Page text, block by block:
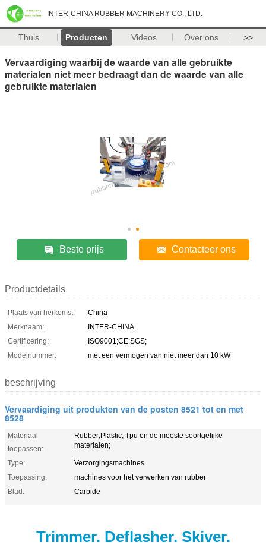
INTER-CHINA RUBBER MACHINERY CO., LTD.
Thuis Producten Videos Over ons >>
Vervaardiging waarbij de waarde van alle gebruikte
materialen niet meer bedraagt dan de waarde van alle
gebruikte materialen
Beste prijs Contacteer ons
Productdetails
Plaats van herkomst:
China
Merknaam:
INTER-CHINA
Certificering:
ISO9001;CE;SGS;
Modelnummer:
met een vermogen van niet meer dan 10 kW
beschrijving
Vervaardiging uit produkten van de posten 8521 tot en met
8528
Materiaal
toepassen:
Rubber;Plastic; Tpu en de meeste soortgelijke
materialen;
Type:
Verzorgingsmachines
Toepassing:
machines voor het verwerken van rubber
Blad:
Carbide
Trimmer. Deflasher. Skiver.